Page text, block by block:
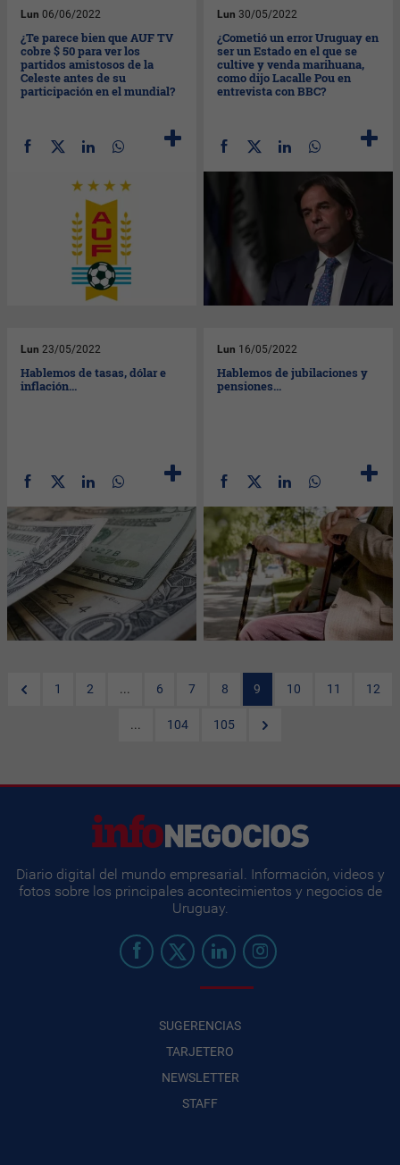
Lun 06/06/2022
¿Te parece bien que AUF TV
cobre $ 50 para ver los
partidos amistosos de la
Celeste antes de su
participación en el mundial?
Lun 30/05/2022
¿Cometió un error Uruguay en
ser un Estado en el que se
cultive y venda marihuana,
como dijo Lacalle Pou en
entrevista con BBC?
Lun 23/05/2022
Hablemos de tasas, dólar e
inflación...
Lun 16/05/2022
Hablemos de jubilaciones y
pensiones...
1 2 ... 6 7 8 9 10 11 12
... 104 105
Diario digital del mundo empresarial. Información, videos y
fotos sobre los principales acontecimientos y negocios de
Uruguay.
SUGERENCIAS
TARJETERO
NEWSLETTER
STAFF